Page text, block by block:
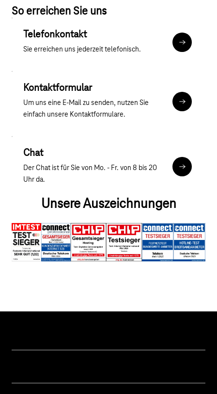
So erreichen Sie uns
Telefonkontakt
Sie erreichen uns jederzeit telefonisch. Mehr zum
Kontaktformular
Um uns eine E-Mail zu senden, nutzen Sie
einfach unsere Kontaktformulare.
Chat
Der Chat ist für Sie von Mo. - Fr. von 8 bis 20
Uhr da.
Chat
Unsere Auszeichnungen